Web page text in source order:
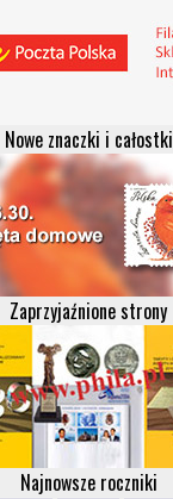
Nowe znaczki i całostki
Zaprzyjaźnione strony
Najnowsze roczniki